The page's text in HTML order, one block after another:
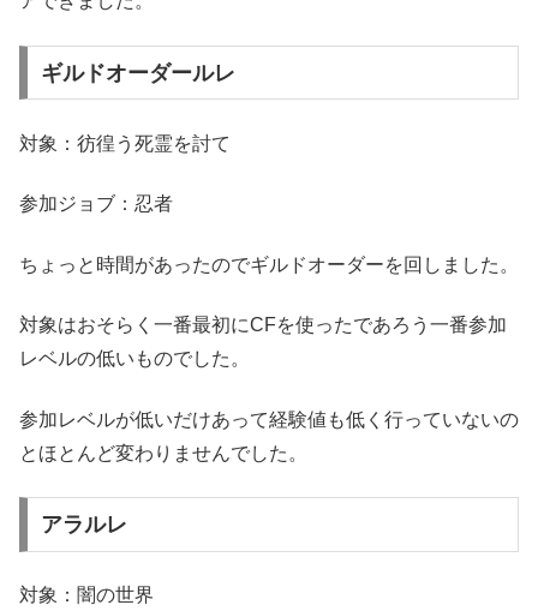
ギルドオーダールレ
対象：彷徨う死霊を討て
参加ジョブ：忍者
ちょっと時間があったのでギルドオーダーを回しました。
対象はおそらく一番最初にCFを使ったであろう一番参加
レベルの低いものでした。
参加レベルが低いだけあって経験値も低く行っていないの
とほとんど変わりませんでした。
アラルレ
対象：闇の世界